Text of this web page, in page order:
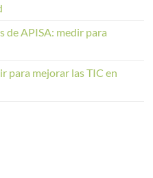
de APISA: medir para
para mejorar las TIC en